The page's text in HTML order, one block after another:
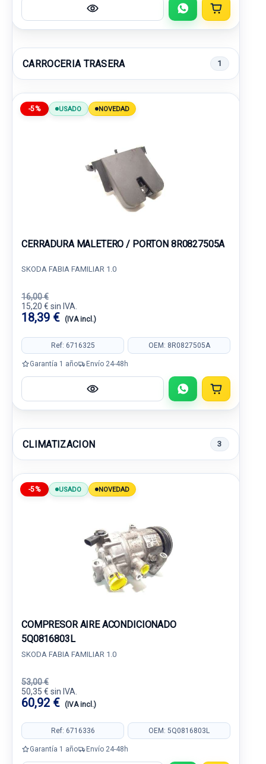
CARROCERIA TRASERA 1
-5% USADO NOVEDAD
CERRADURA MALETERO / PORTON 8R0827505A
SKODA FABIA FAMILIAR 1.0
16,00 €
15,20 € sin IVA.
18,39 € (IVA incl.)
Ref: 6716325 OEM: 8R0827505A
Garantía 1 año Envío 24-48h
CLIMATIZACION 3
-5% USADO NOVEDAD
COMPRESOR AIRE ACONDICIONADO
5Q0816803L
SKODA FABIA FAMILIAR 1.0
53,00 €
50,35 € sin IVA.
60,92 € (IVA incl.)
Ref: 6716336 OEM: 5Q0816803L
Garantía 1 año Envío 24-48h